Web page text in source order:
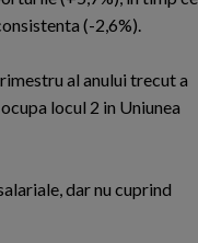
(-2,6%).
al anului trecut a
locul 2 in Uniunea
dar nu cuprind